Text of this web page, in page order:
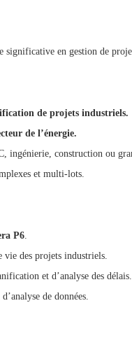
significative en gestion de
de projets industriels.
de l’énergie.
ingénierie, construction ou
et multi-lots.
P6.
vie des projets industriels.
et d’analyse des délais.
de données.